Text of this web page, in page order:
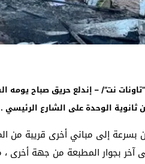
ثانوية الوحدة على الشارع الرئيسي .
بسرعة إلى مباني أخرى قريبة
آخر بجوار المطبعة من جهة أخرى